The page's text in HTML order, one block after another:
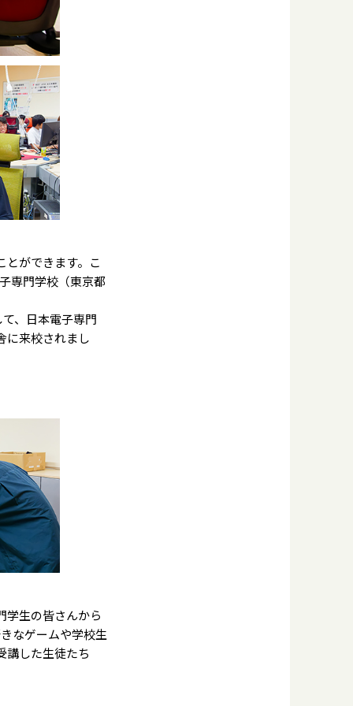
ができます。こ
専門学校（東京都
、日本電子専門
に来校されまし
生の皆さんから
なゲームや学校生
講した生徒たち